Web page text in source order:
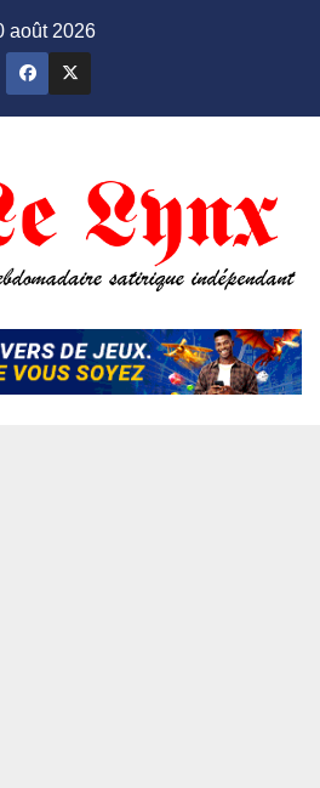
août 2026